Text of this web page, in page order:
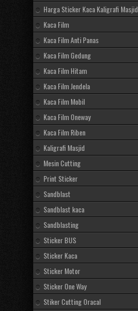
Harga Sticker Kaca Kaligrafi Masjid
Kaca Film
Kaca Film Anti Panas
Kaca Film Gedung
Kaca Film Hitam
Kaca Film Jendela
Kaca Film Mobil
Kaca Film Oneway
Kaca Film Riben
Kaligrafi Masjid
Mesin Cutting
Print Sticker
Sandblast
Sandblast kaca
Sandblasting
Sticker BUS
Sticker Kaca
Sticker Motor
Sticker One Way
Stiker Cutting Oracal